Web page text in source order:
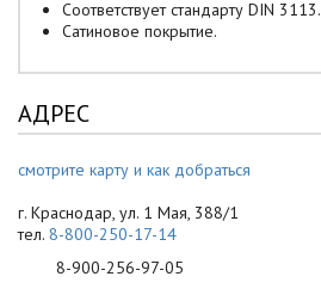
Соответствует стандарту DIN 3113.
Сатиновое покрытие.
АДРЕС
смотрите карту и как добраться
г. Краснодар, ул. 1 Мая, 388/1
тел. 8-800-250-17-14
8-900-256-97-05